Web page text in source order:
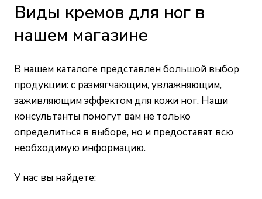
Виды кремов для ног в
нашем магазине
В нашем каталоге представлен большой выбор
продукции: с размягчающим, увлажняющим,
заживляющим эффектом для кожи ног. Наши
консультанты помогут вам не только
определиться в выборе, но и предоставят всю
необходимую информацию.
У нас вы найдете: